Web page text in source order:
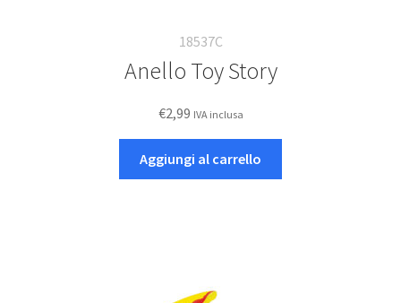
18537C
Anello Toy Story
€2,99 IVA inclusa
Aggiungi al carrello